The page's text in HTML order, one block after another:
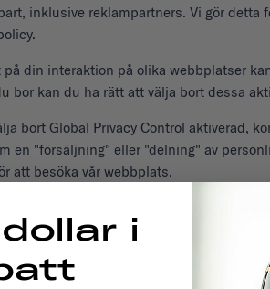
inklusive reklampartners. Vi gör
din interaktion på olika webbplatser
bor kan du ha rätt att välja bort dessa
bort Global Privacy Control aktiverad,
en "försäljning" eller "delning" av
att besöka vår webbplats.
collected using cookies and other
i